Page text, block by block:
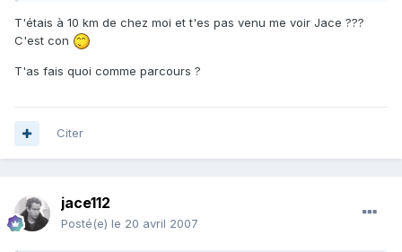
T'étais à 10 km de chez moi et t'es pas venu me voir Jace ???
C'est con
T'as fais quoi comme parcours ?
Citer
jace112
Posté(e) le 20 avril 2007